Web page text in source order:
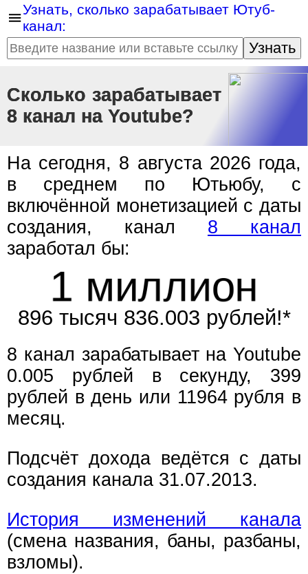
Узнать, сколько зарабатывает Ютуб-
канал:
Узнать
Сколько зарабатывает
8 канал на Youtube?
На сегодня, 8 августа 2026 года,
в среднем по Ютьюбу, с
включённой монетизацией с даты
создания, канал 8 канал
заработал бы:
1 миллион
896 тысяч 836.004 рублей!*
8 канал зарабатывает на Youtube
0.005 рублей в секунду, 399
рублей в день или 11964 рубля в
месяц.
Подсчёт дохода ведётся с даты
создания канала 31.07.2013.
История изменений канала
(смена названия, баны, разбаны,
взломы).